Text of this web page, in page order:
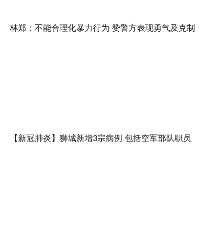
林郑：不能合理化暴力行为 赞警方表现勇气及克制
【新冠肺炎】狮城新增3宗病例 包括空军部队职员